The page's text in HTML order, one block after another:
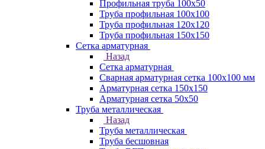
Профильная труба 100х50
Труба профильная 100х100
Труба профильная 120х120
Труба профильная 150х150
Сетка арматурная
Назад
Сетка арматурная
Сварная арматурная сетка 100х100 мм
Арматурная сетка 150х150
Арматурная сетка 50х50
Труба металлическая
Назад
Труба металлическая
Труба бесшовная